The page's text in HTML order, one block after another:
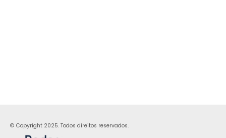
© Copyright 2025. Todos direitos reservados.